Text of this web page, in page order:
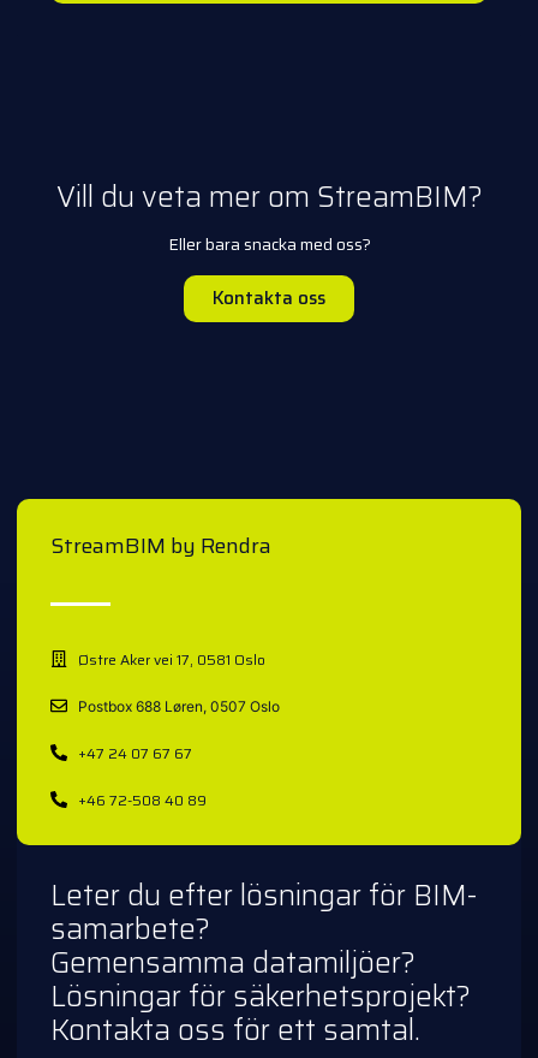
Vill du veta mer om StreamBIM?
Eller bara snacka med oss?
Kontakta oss
StreamBIM by Rendra
Østre Aker vei 17, 0581 Oslo
Postbox 688 Løren, 0507 Oslo
+47 24 07 67 67
+46 72-508 40 89
Leter du efter lösningar för BIM-
samarbete?
Gemensamma datamiljöer?
Lösningar för säkerhetsprojekt?
Kontakta oss för ett samtal.